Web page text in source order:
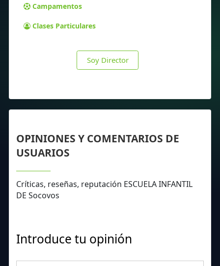
Campamentos
Clases Particulares
Soy Director
OPINIONES Y COMENTARIOS DE
USUARIOS
Críticas, reseñas, reputación ESCUELA INFANTIL
DE Socovos
Introduce tu opinión